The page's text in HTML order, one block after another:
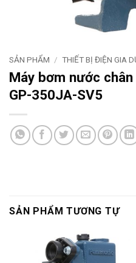
SẢN PHẨM / THIẾT BỊ ĐIỆN GIA
Máy bơm nước
GP-350JA-SV5
SẢN PHẨM TƯƠNG TỰ